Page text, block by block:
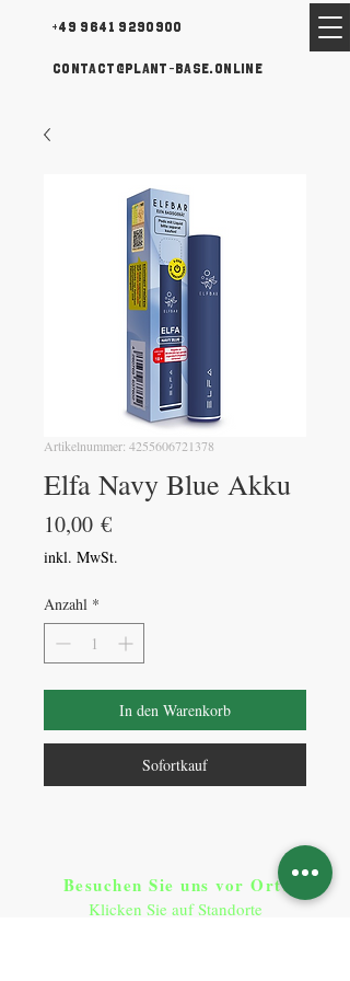
+49 9641 9290900
contact@plant-base.online
Artikelnummer: 4255606721378
Elfa Navy Blue Akku
10,00 €Preis
inkl. MwSt.
Anzahl *
In den Warenkorb
Sofortkauf
Besuchen Sie uns vor Ort​:
Klicken Sie auf Standorte